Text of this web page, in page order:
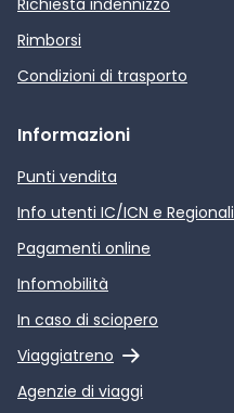
Rimborsi
Condizioni di trasporto
Informazioni
Punti vendita
Info utenti IC/ICN e Regionali
Pagamenti online
Infomobilità
In caso di sciopero
Viaggiatreno
Link esterno
Agenzie di viaggi